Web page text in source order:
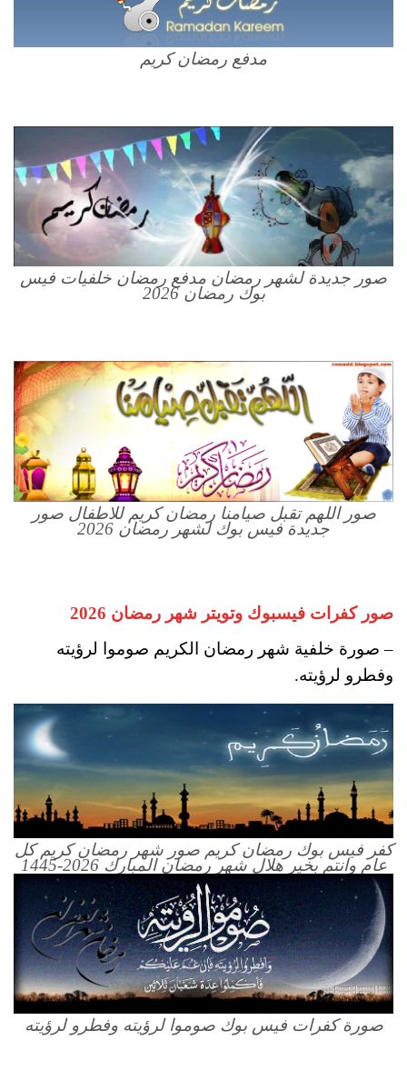
مدفع رمضان كريم
صور جديدة لشهر رمضان مدفع رمضان خلفيات فيس
بوك رمضان 2026
صور اللهم تقبل صيامنا رمضان كريم للاطفال صور
جديدة فيس بوك لشهر رمضان 2026
صور كفرات فيسبوك وتويتر شهر رمضان 2026
– صورة خلفية شهر رمضان الكريم صوموا لرؤيته
وفطرو لرؤيته.
كفر فيس بوك رمضان كريم صور شهر رمضان كريم كل
عام وانتم بخير هلال شهر رمضان المبارك 2026-1445
صورة كفرات فيس بوك صوموا لرؤيته وفطرو لرؤيته